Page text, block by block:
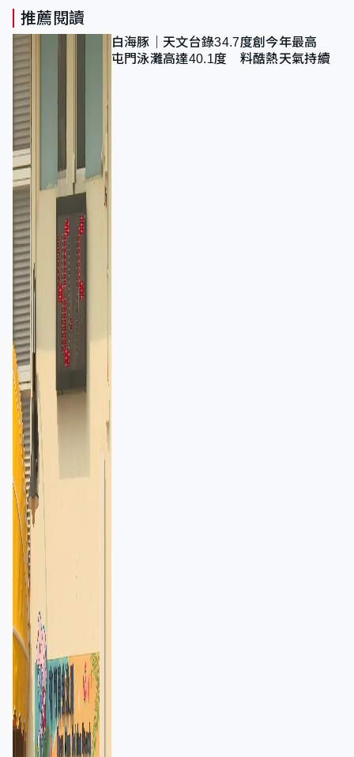
推薦閱讀
白海豚｜天文台錄34.7度創今年最高
屯門泳灘高達40.1度 料酷熱天氣持續